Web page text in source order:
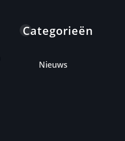
Categorieën
Nieuws